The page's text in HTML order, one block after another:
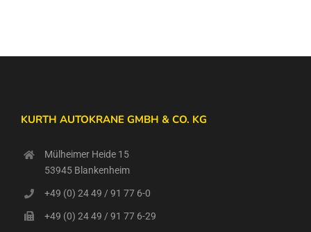
KURTH AUTOKRANE GMBH & CO. KG
Mülheimer Heide 15
53945 Blankenheim
+49 (0) 24 49 / 91 77 6-0
+49 (0) 24 49 / 91 77 6-29